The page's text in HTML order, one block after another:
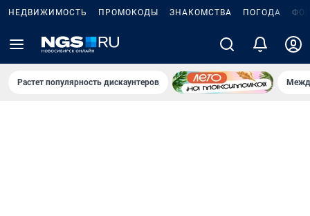
НЕДВИЖИМОСТЬ ПРОМОКОДЫ ЗНАКОМСТВА ПОГОДА
Растет популярность дискаунтеров